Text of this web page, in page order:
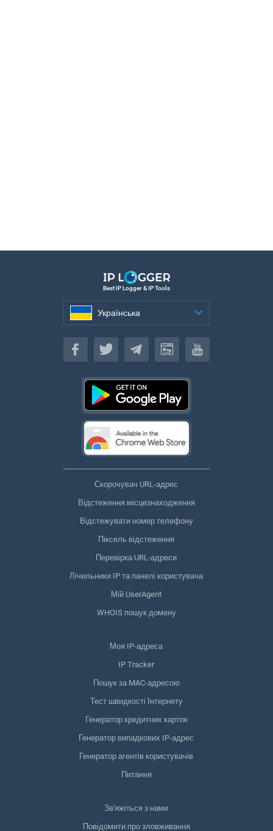
Best IP Logger & IP Tools
Українська
Українська
Скорочувач URL-адрес
Відстеження місцезнаходження
Відстежувати номер телефону
Піксель відстеження
Перевірка URL-адреси
Лічильники IP та панелі користувача
Мій UserAgent
WHOIS пошук домену
Моя IP-адреса
IP Tracker
Пошук за MAC-адресою
Тест швидкості Інтернету
Генератор кредитних карток
Генератор випадкових IP-адрес
Генератор агентів користувачів
Питання
Зв'яжіться з нами
Повідомити про зловживання